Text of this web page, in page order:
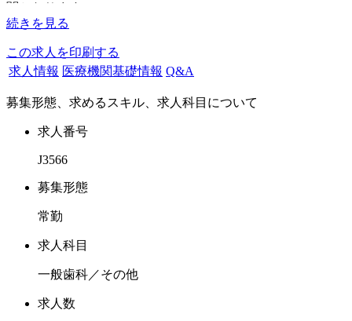
関となります。
当院は昨年オープンのSC内に開業した新しい医院となりま
す。
責任感のあるDRです。
たスタッフが在籍している医院です。
当院は大型商業施設に入居しているので、ちょっとしたお買
患者層は若手ファミリー層を中心とした全年齢層をターゲッ
トにしております。
医院内装の雰囲気はとても明るく、そして綺麗なので患者さ
んにもとても喜ばれています。
続きを見る
この求人を印刷する
求人情報 医療機関基礎情報 Q&A
募集形態、求めるスキル、求人科目について
求人番号
J3566
募集形態
常勤
求人科目
一般歯科／その他
求人数